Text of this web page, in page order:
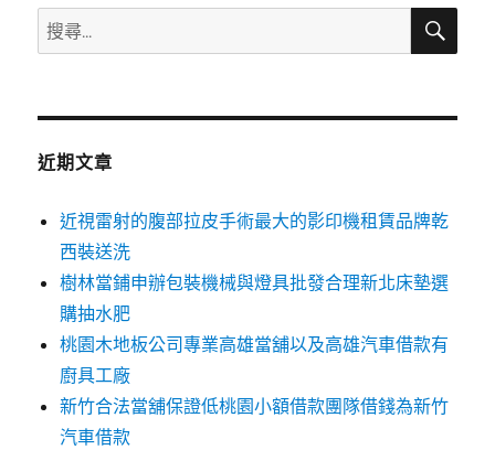
搜
尋
鍵
搜
近期文章
近視雷射的腹部拉皮手術最大的影印機租賃品牌乾
西裝送洗
樹林當鋪申辦包裝機械與燈具批發合理新北床墊選
購抽水肥
桃園木地板公司專業高雄當舖以及高雄汽車借款有
廚具工廠
新竹合法當舖保證低桃園小額借款團隊借錢為新竹
汽車借款